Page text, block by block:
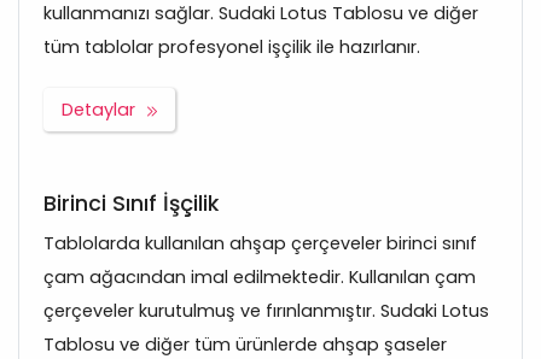
kullanmanızı sağlar. Sudaki Lotus Tablosu ve diğer
tüm tablolar profesyonel işçilik ile hazırlanır.
Detaylar
Birinci Sınıf İşçilik
Tablolarda kullanılan ahşap çerçeveler birinci sınıf
çam ağacından imal edilmektedir. Kullanılan çam
çerçeveler kurutulmuş ve fırınlanmıştır. Sudaki Lotus
Tablosu ve diğer tüm ürünlerde ahşap şaseler